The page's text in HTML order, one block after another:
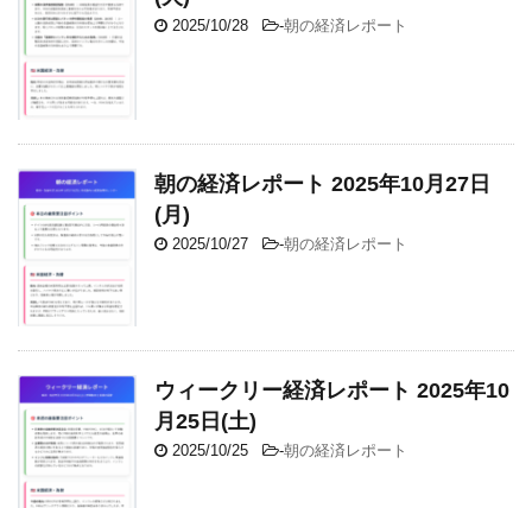
2025/10/28 -朝の経済レポート
朝の経済レポート 2025年10月27日
(月)
2025/10/27 -朝の経済レポート
ウィークリー経済レポート 2025年10
月25日(土)
2025/10/25 -朝の経済レポート